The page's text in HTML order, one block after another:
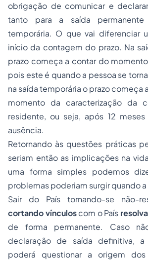
obrigação de comunicar e
tanto para a saída
temporária. O que vai diferenciar
início da contagem do prazo. Na
prazo começa a contar do
pois este é quando a pessoa se
na saída temporária o prazo começa
momento da caracterização da
residente, ou seja, após 12
ausência.
Retornando às questões práticas
seriam então as implicações na
uma forma simples podemos
problemas poderiam surgir quando
Sair do País tornando-se não-
cortando vínculoscom o País
de forma permanente. Caso
declaração de saída definitiva, a
poderá questionar a origem